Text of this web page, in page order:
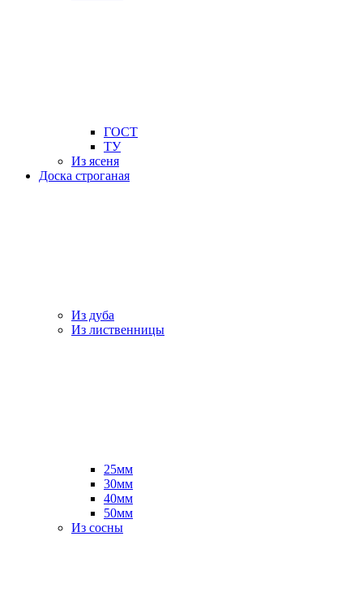
ГОСТ
ТУ
Из ясеня
Доска строганая
Из дуба
Из лиственницы
25мм
30мм
40мм
50мм
Из сосны